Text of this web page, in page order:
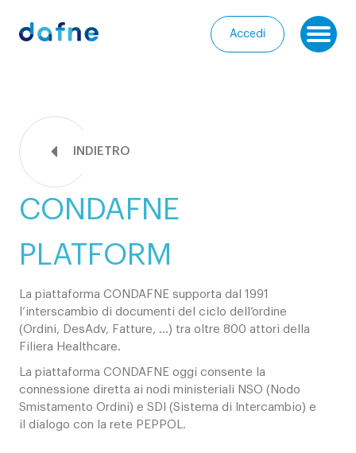
Consorzio Dafne Accedi
Homepage
Chi
siamo
Entra
nella
Community
Media
Calendario
Contatti
nostri
progetti
I
nostri
servizi
Le
nostre
iniziative
INDIETRO
CONDAFNE
PLATFORM
La piattaforma CONDAFNE supporta dal 1991
l’interscambio di documenti del ciclo dell’ordine
(Ordini, DesAdv, Fatture, …) tra oltre 800 attori della
Filiera Healthcare.
La piattaforma CONDAFNE oggi consente la
connessione diretta ai nodi ministeriali NSO (Nodo
Smistamento Ordini) e SDI (Sistema di Intercambio) e
il dialogo con la rete PEPPOL.